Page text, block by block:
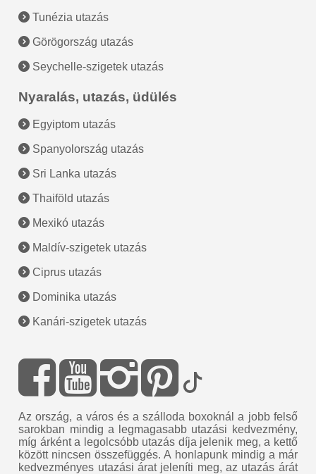
Tunézia utazás
Görögország utazás
Seychelle-szigetek utazás
Nyaralás, utazás, üdülés
Egyiptom utazás
Spanyolország utazás
Sri Lanka utazás
Thaiföld utazás
Mexikó utazás
Maldív-szigetek utazás
Ciprus utazás
Dominika utazás
Kanári-szigetek utazás
Az ország, a város és a szálloda boxoknál a jobb felső
sarokban mindig a legmagasabb utazási kedvezmény,
míg árként a legolcsóbb utazás díja jelenik meg, a kettő
között nincsen összefüggés. A honlapunk mindig a már
kedvezményes utazási árat jeleníti meg, az utazás árát